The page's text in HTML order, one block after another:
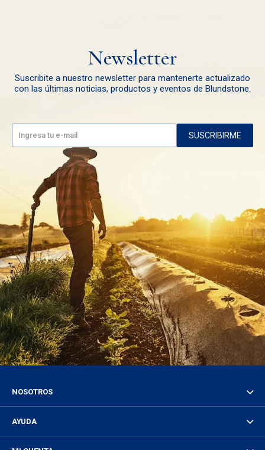
Newsletter
Suscribite a nuestro newsletter para mantenerte actualizado
con las últimas noticias, productos y eventos de Blundstone.
SUSCRIBIRME
NOSOTROS
AYUDA